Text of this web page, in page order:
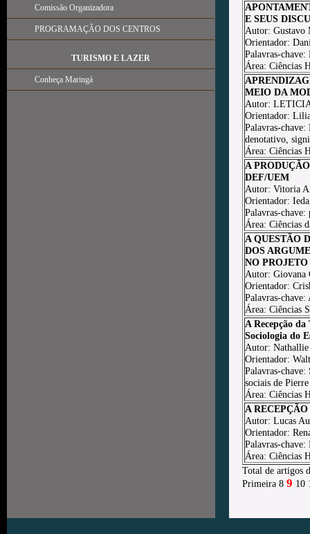
Comissão Organizadora
PROGRAMAÇÃO DOS CENTROS
TURISMO E LAZER
Conheça Maringá
E SEUS
Autor: Gustavo
Orientador:
Palavras-
Área: Ciências
MEIO DA
Autor:
Orientador:
Palavras-
denotativo,
Área: Ciências
A
DEF/UEM
Autor: Vitoria
Orientador:
Palavras-
Área: Ciências
A QUESTÃO
DOS
NO PROJETO
Autor: Giovana
Orientador:
Palavras-
Área: Ciências
A Recepção
Sociologia do
Autor:
Orientador:
Palavras-
sociais de
Área: Ciências
A
Autor: Lucas
Orientador:
Palavras-
Área: Ciências
Total de artigos
Primeira 8 9 10